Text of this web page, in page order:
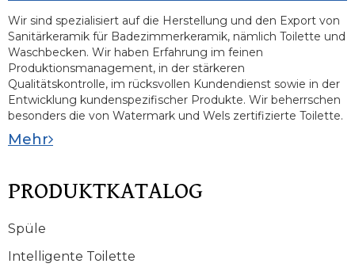
Wir sind spezialisiert auf die Herstellung und den Export von
Sanitärkeramik für Badezimmerkeramik, nämlich Toilette und
Waschbecken. Wir haben Erfahrung im feinen
Produktionsmanagement, in der stärkeren
Qualitätskontrolle, im rücksvollen Kundendienst sowie in der
Entwicklung kundenspezifischer Produkte. Wir beherrschen
besonders die von Watermark und Wels zertifizierte Toilette.
Mehr
PRODUKTKATALOG
Spüle
Intelligente Toilette